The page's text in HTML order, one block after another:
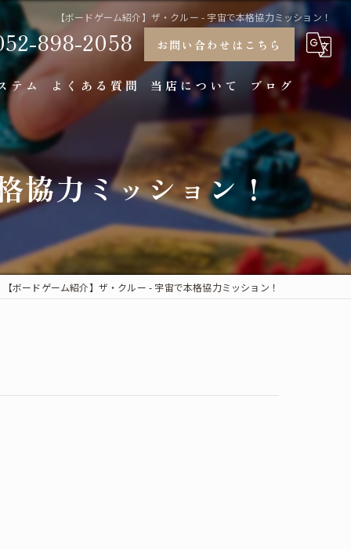
【ボードゲーム紹介】ザ・クルー - 宇宙で本格協力ミッション！
898-2058 お問い合わせはこちら
テム よくある質問 当店について
大人
大人数
個室
相席
ブログ
協力ミッション！
【ボードゲーム紹介】ザ・クルー - 宇宙で本格協力ミッション！